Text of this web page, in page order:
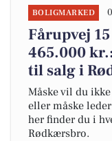
BOLIGMARKED
Fårupvej
465.000
til salg i
Måske vil du
eller måske
her finder du i
Rødkærsbro.